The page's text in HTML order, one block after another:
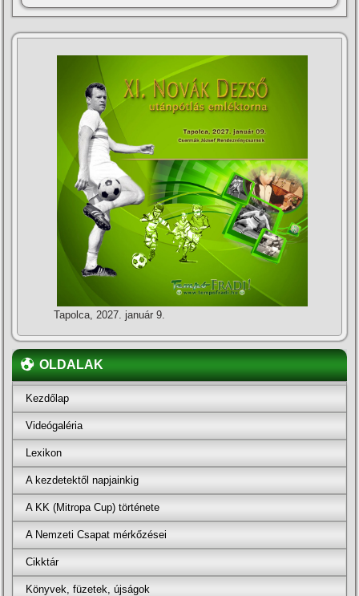
Tapolca, 2027. január 9.
OLDALAK
Kezdőlap
Videógaléria
Lexikon
A kezdetektől napjainkig
A KK (Mitropa Cup) története
A Nemzeti Csapat mérkőzései
Cikktár
Könyvek, füzetek, újságok